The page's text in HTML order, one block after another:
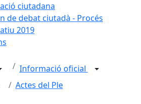
ciutadana
de debat ciutadà - Procés
2019
Informació oficial
Actes del Ple